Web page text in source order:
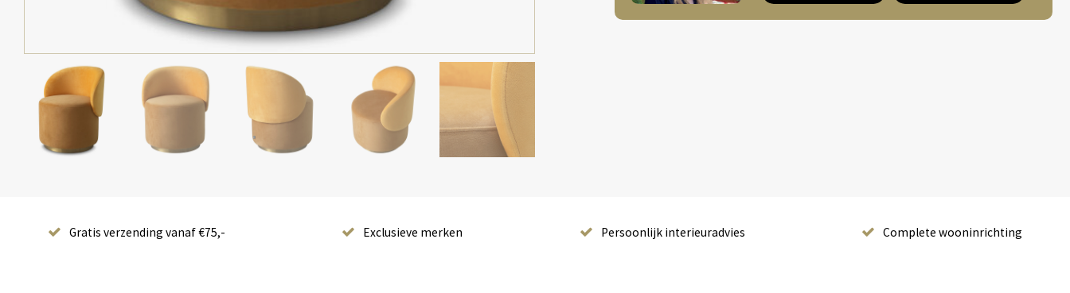
Gratis verzending vanaf €75,- Exclusieve merken Persoonlijk interieuradvies Complete wooninrichting